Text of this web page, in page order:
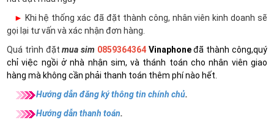
► Khi hệ thống xác đã đặt thành công, nhân viên kinh doanh sẽ
gọi lại tư vấn và xác nhận đơn hàng.
Quá trình đặtmua sim 0859364364 Vinaphoneđã thành công,quý
chỉ việc ngồi ở nhà nhận sim, và thánh toán cho nhân viên giao
hàng mà không cần phải thanh toán thêm phí nào hết.
Hướng dẫn đăng ký thông tin chính chủ.
Hướng dẫn thanh toán.